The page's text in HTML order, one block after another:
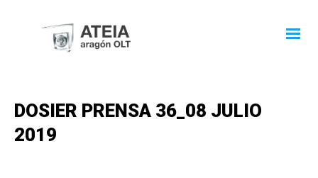
DOSIER PRENSA 36_08 JULIO
2019